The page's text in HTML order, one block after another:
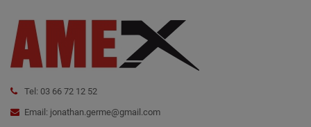
Tel: 03 66 72 12 52
Email: jonathan.germe@gmail.com